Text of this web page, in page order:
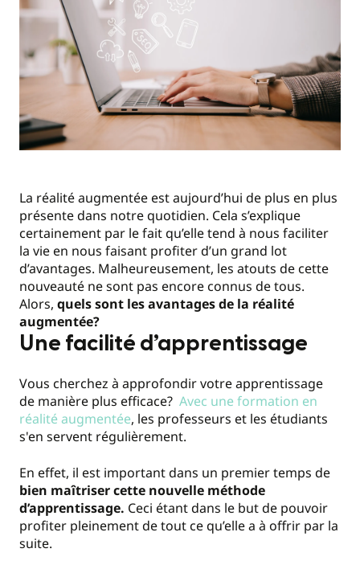
La réalité augmentée est aujourd’hui de plus en plus
présente dans notre quotidien. Cela s’explique
certainement par le fait qu’elle tend à nous faciliter
la vie en nous faisant profiter d’un grand lot
d’avantages. Malheureusement, les atouts de cette
nouveauté ne sont pas encore connus de tous.
Alors, quels sont les avantages de la réalité
augmentée?
Une facilité d’apprentissage
Vous cherchez à approfondir votre apprentissage
de manière plus efficace? Avec une formation en
réalité augmentée, les professeurs et les étudiants
s'en servent régulièrement.
En effet, il est important dans un premier temps de
bien maîtriser cette nouvelle méthode
d’apprentissage. Ceci étant dans le but de pouvoir
profiter pleinement de tout ce qu’elle a à offrir par la
suite.